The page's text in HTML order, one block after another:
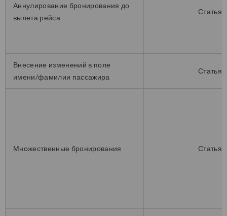
Аннулирование бронирования до
вылета рейса
Статья
Внесение изменений в поле
имени/фамилии пассажира
Статья
Множественные бронирования Статья